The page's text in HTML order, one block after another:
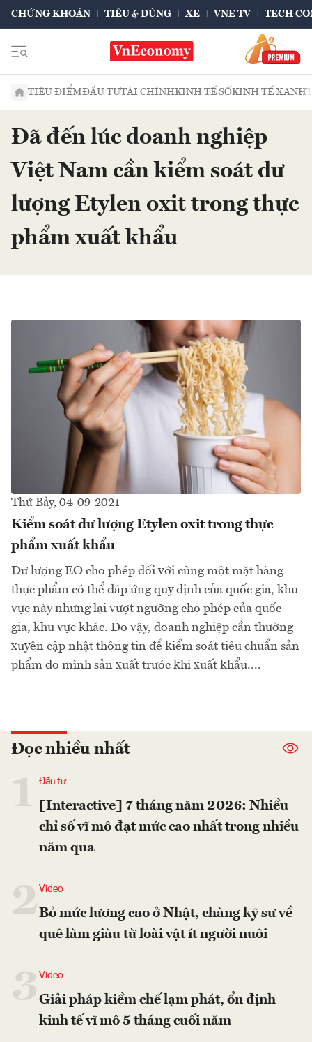
CHỨNG KHOÁN TIÊU & DÙNG XE VNE TV TECH
TIÊU ĐIỂMĐẦU TƯTÀI CHÍNHKINH TẾ SỐKINH TẾ XANH
Đã đến lúc doanh nghiệp
Việt Nam cần kiểm soát dư
lượng Etylen oxit trong thực
phẩm xuất khẩu
Thứ Bảy, 04-09-2021
Kiểm soát dư lượng Etylen oxit trong thực
phẩm xuất khẩu
Dư lượng EO cho phép đối với cùng một mặt hàng
thực phẩm có thể đáp ứng quy định của quốc gia, khu
vực này nhưng lại vượt ngưỡng cho phép của quốc
gia, khu vực khác. Do vậy, doanh nghiệp cần thường
xuyên cập nhật thông tin để kiểm soát tiêu chuẩn sản
phẩm do mình sản xuất trước khi xuất khẩu....
Đọc nhiều nhất
Đầu tư
[Interactive] 7 tháng năm 2026: Nhiều
chỉ số vĩ mô đạt mức cao nhất trong nhiều
năm qua
2Video
Bỏ mức lương cao ở Nhật, chàng kỹ sư về
quê làm giàu từ loài vật ít người nuôi
Video
Giải pháp kiềm chế lạm phát, ổn định
kinh tế vĩ mô 5 tháng cuối năm